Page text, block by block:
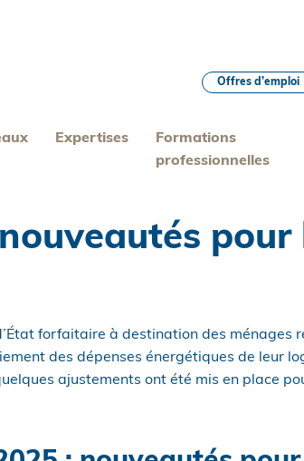
Expertises
Formations
professionnelles
Offres d’emploi
forfaitaire à destination des ménages
des dépenses énergétiques de leur
ajustements ont été mis en place